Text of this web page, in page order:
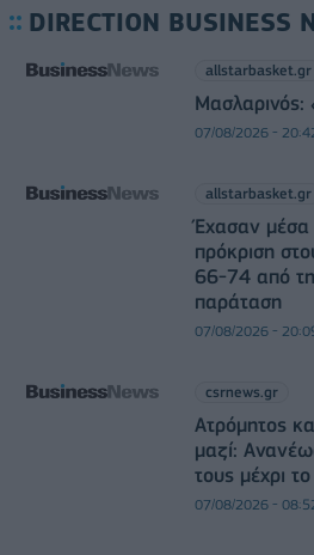
DIRECTION BUSINESS
allstarbasket.gr
Μασλαρινός:
07/08/2026 -
allstarbasket.gr
Έχασαν μέσα
πρόκριση
66-74 από
παράταση
07/08/2026 -
csrnews.gr
Ατρόμητος
μαζί:
τους μέχρι
07/08/2026 -